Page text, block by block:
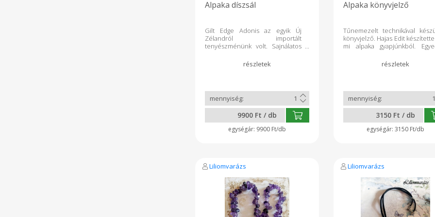
Alpaka díszsál
Gilt Edge Adonis az egyik Új
Zélandról importált
tenyészménünk volt. Sajnálatos
hogy a gyapjúját mi magunk
sajátkezüleg fogjuk feldolgozni.
mostuk illetve színeztük is.
Ezután kötöttük belöle ezeket a
színes sálakat. Mindenféle
ruházatot feldob és nagyon
finom melegen tartja a nyakat és
dekoltázst.
9900 Ft / db
9900 Ft/db
Alpaka könyvjelző
Tűnemezelt technikával
könyvjelző. Hajas Edit
mi alpaka gyapjúnkból.
3150 Ft / db
3150 Ft/db
Liliomvarázs Liliomvarázs